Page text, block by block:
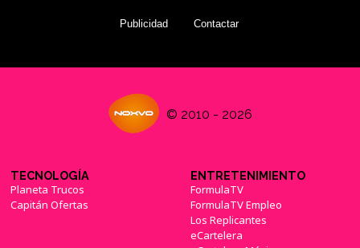
Publicidad Contactar
© 2010 - 2026
TECNOLOGÍA
Planeta Trucos
Capitán Ofertas
ENTRETENIMIENTO
FormulaTV
FormulaTV Empleo
Los Replicantes
eCartelera